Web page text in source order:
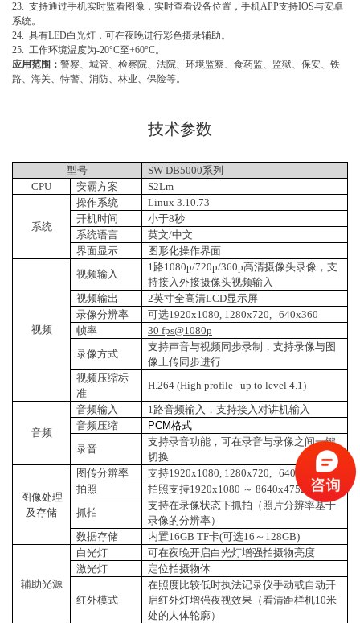
23. 支持通过手机实时监看图像，实时查看设备位置，手机APP支持IOS与安卓
系统。
24. 具有LED白光灯，可在夜晚进行彩色摄录辅助。
25. 工作环境温度为-20°C至+60°C。
应用范围： 警察、城管、检察院、法院、环境监察、食药监、监狱、保安、铁
路、海关、特警、消防、林业、保险等。
技术参数
型号
SW-DB5000系列
CPU
安霸方案 S2Lm
系统
操作系统
Linux 3.10.73
开机时间
小于8秒
系统语言
英文/中文
界面显示
图形化操作界面
视频
视频输入
1路1080p/720p/360p高清摄像头录像，支
持接入外接摄像头视频输入
视频输出
2英寸全高清LCD显示屏
录像分辨率
可选1920x1080, 1280x720, 640x360
帧率
30 fps@1080p
录像方式
支持声音与视频同步录制，支持录像与图
像上传同步进行
视频压缩标
准
H.264 (High profile up to level 4.1)
音频
音频输入
1路音频输入，支持接入对讲机输入
音频压缩
PCM格式
录音
支持录音功能，可在录音与录像之间一键
切换
图像处理
及存储
图传分辨率
支持1920x1080, 1280x720, 640x360
拍照
拍照支持1920x1080 ～ 8640x4752分辨率
抓拍
支持在录像状态下抓拍（照片分辨率基于
录像的分辨率）
数据存储
内置16GB TF卡(可选16～128GB)
辅助光源
白光灯
可在夜晚开启白光灯增强拍摄物亮度
激光灯
定位拍摄物体
红外模式
在照度比较低时执法记录仪手动或自动开
启红外灯增强夜视效果（看清距样机10米
处的人体轮廓）